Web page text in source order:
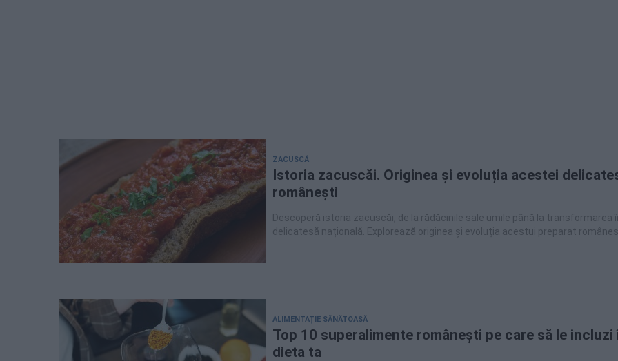
ZACUSCĂ
Istoria zacuscăi. Originea și evoluția acestei
românești
Descoperă istoria zacuscăi, de la rădăcinile sale umile până la transformarea
delicatesă națională. Explorează originea și evoluția acestui preparat
ALIMENTAȚIE SĂNĂTOASĂ
Top 10 superalimente românești pe care să le incluzi
dieta ta